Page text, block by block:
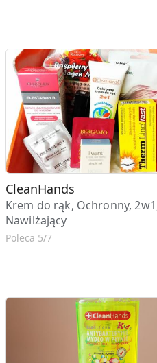
CleanHands
Krem do rąk, Ochronny,
Nawilżający
Poleca 5/7